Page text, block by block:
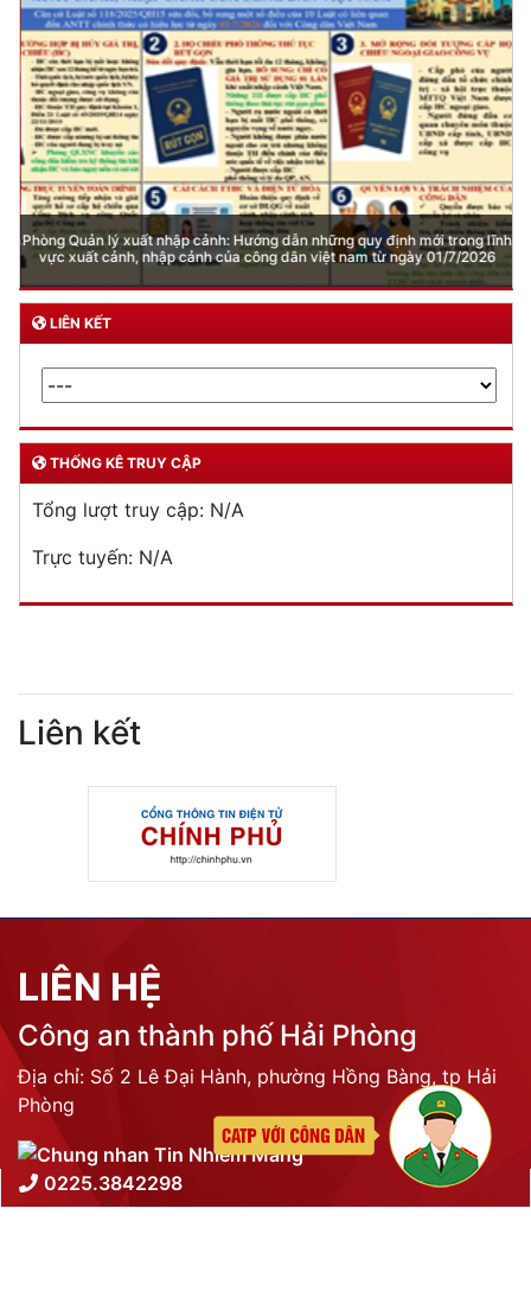
DỊCH VỤ CÔNG
Lĩnh vực quản lý vũ khí, vật liệu nổ, công cụ hỗ trợ
Đăng ký, quản lý cư trú
Đăng ký, quản lý phương tiện giao thông cơ giới
Đăng ký, quản lý con dấu
Quản lý xuất nhập cảnh
Đơn vị thực hiện
Phòng Quản lý xuất nhập cảnh: Hướng dẫn những quy định mới trong lĩnh